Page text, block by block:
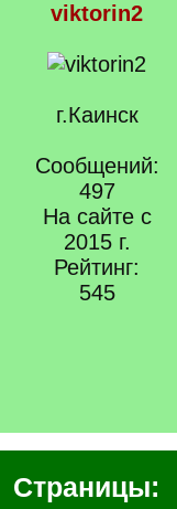
viktorin2
г.Каинск
Сообщений:
497
На сайте с
2015 г.
Рейтинг:
545
Страницы: